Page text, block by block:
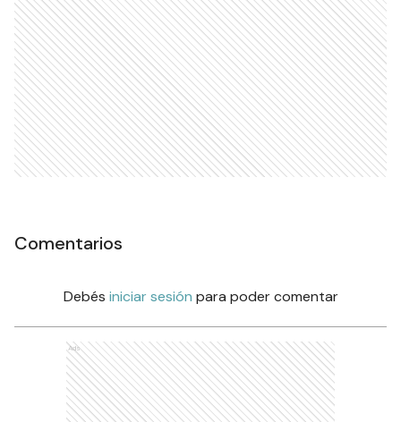
Comentarios
Debés iniciar sesión para poder comentar
Ads